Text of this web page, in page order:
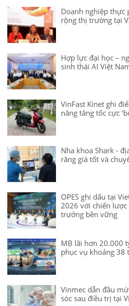
Doanh nghiệp thực
rộng thị trường tại
Hợp lực đại học –
sinh thái AI Việt
VinFast Kinet ghi
năng tăng tốc cực
Nha khoa Shark -
răng giá tốt và
OPES ghi dấu tại
2026 với chiến
trưởng bền vững
MB lãi hơn 20.000
phục vụ khoảng 38
Vinmec dẫn đầu
sóc sau điều trị tại